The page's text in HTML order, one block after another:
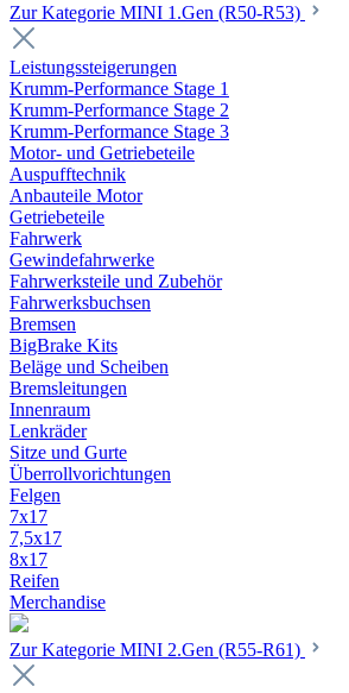
Zur Kategorie MINI 1.Gen (R50-R53)
Leistungssteigerungen
Krumm-Performance Stage 1
Krumm-Performance Stage 2
Krumm-Performance Stage 3
Motor- und Getriebeteile
Auspufftechnik
Anbauteile Motor
Getriebeteile
Fahrwerk
Gewindefahrwerke
Fahrwerksteile und Zubehör
Fahrwerksbuchsen
Bremsen
BigBrake Kits
Beläge und Scheiben
Bremsleitungen
Innenraum
Lenkräder
Sitze und Gurte
Überrollvorichtungen
Felgen
7x17
7,5x17
8x17
Reifen
Merchandise
Zur Kategorie MINI 2.Gen (R55-R61)